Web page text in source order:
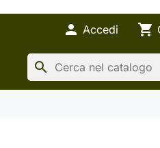
 Accedi shopping_cart
search